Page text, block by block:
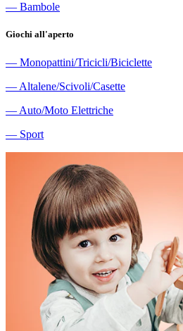
― Bambole
Giochi all'aperto
― Monopattini/Tricicli/Biciclette
― Altalene/Scivoli/Casette
― Auto/Moto Elettriche
― Sport